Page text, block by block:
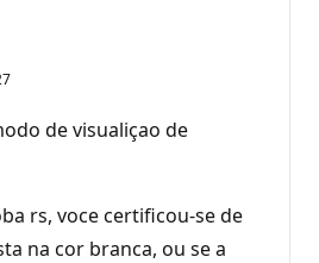
de visualiçao de
rs, voce certificou-se de
na cor branca, ou se a